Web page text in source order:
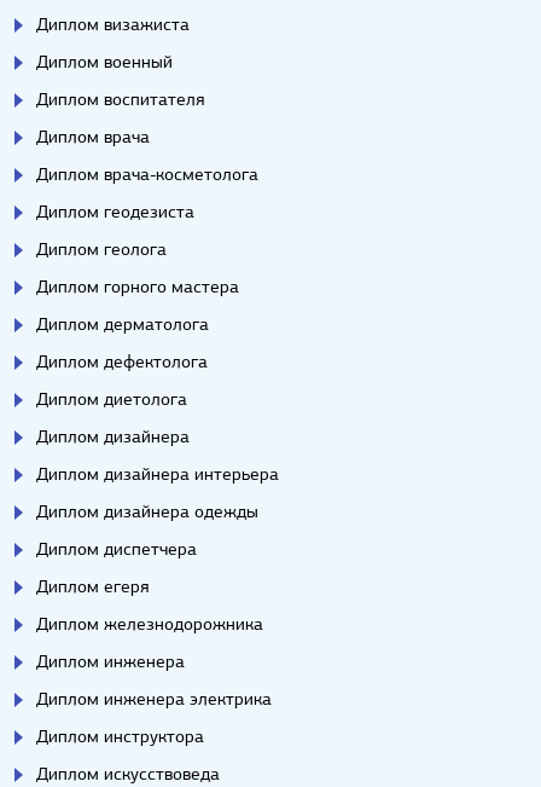
Диплом визажиста
Диплом военный
Диплом воспитателя
Диплом врача
Диплом врача-косметолога
Диплом геодезиста
Диплом геолога
Диплом горного мастера
Диплом дерматолога
Диплом дефектолога
Диплом диетолога
Диплом дизайнера
Диплом дизайнера интерьера
Диплом дизайнера одежды
Диплом диспетчера
Диплом егеря
Диплом железнодорожника
Диплом инженера
Диплом инженера электрика
Диплом инструктора
Диплом искусствоведа